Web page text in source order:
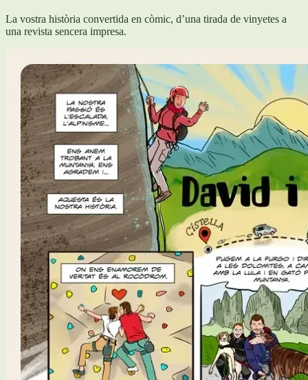
La vostra història convertida en còmic, d’una tirada de vinyetes a
una revista sencera impresa.